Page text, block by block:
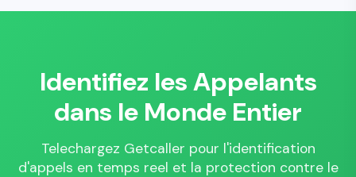
Identifiez les Appelants
dans le Monde Entier
Telechargez Getcaller pour l'identification
d'appels en temps reel et la protection contre le